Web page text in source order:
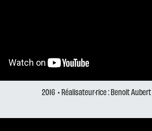
2016 • Réalisateur·rice : Benoit Aubert